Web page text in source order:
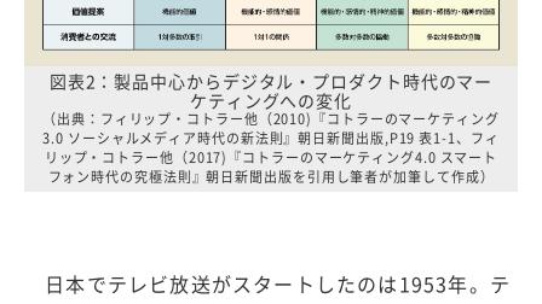
図表2：製品中心からデジタル・プロダクト時代のマー
ケティングへの変化
（出典：フィリップ・コトラー他（2010)『コトラーのマーケティング
3.0 ソーシャルメディア時代の新法則』朝日新聞出版,P19 表1-1、フィ
リップ・コトラー他（2017)『コトラーのマーケティング4.0 スマート
フォン時代の究極法則』朝日新聞出版を引用し筆者が加筆して作成）
日本でテレビ放送がスタートしたのは1953年。テ